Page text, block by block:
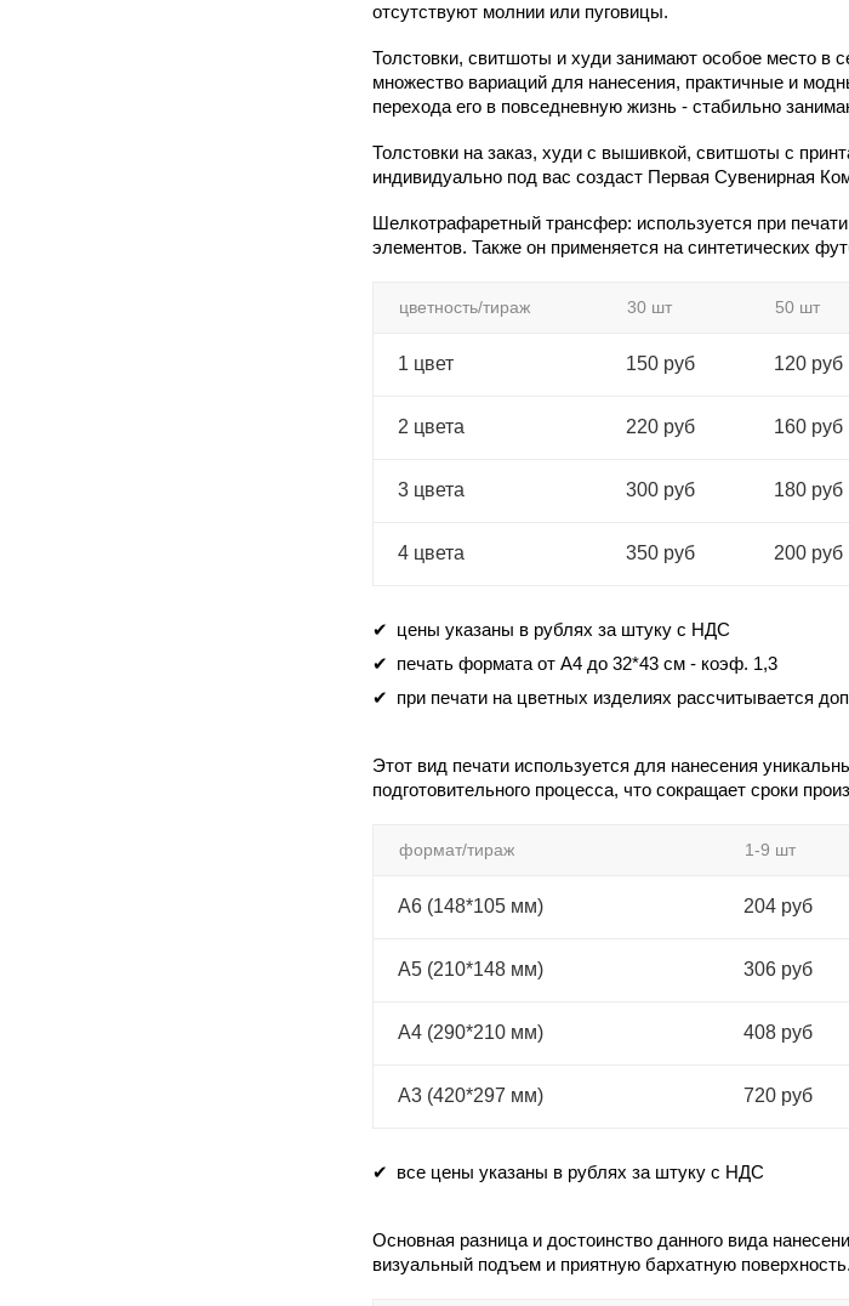
отсутствуют молнии или пуговицы.
Толстовки, свитшоты и худи занимают особое место в
множество вариаций для нанесения, практичные и
перехода его в повседневную жизнь - стабильно
Толстовки на заказ, худи с вышивкой, свитшоты с
индивидуально под вас создаст Первая Сувенирная
Шелкотрафаретный трансфер: используется при
элементов. Также он применяется на синтетических
цветность/тираж 30 шт 50 шт
1 цвет 150 руб 120 руб
2 цвета 220 руб 160 руб
3 цвета 300 руб 180 руб
4 цвета 350 руб 200 руб
цены указаны в рублях за штуку с НДС
печать формата от А4 до 32*43 см - коэф. 1,3
при печати на цветных изделиях рассчитывается
Этот вид печати используется для нанесения
подготовительного процесса, что сокращает сроки
формат/тираж 1-9 шт
А6 (148*105 мм) 204 руб
А5 (210*148 мм) 306 руб
А4 (290*210 мм) 408 руб
А3 (420*297 мм) 720 руб
все цены указаны в рублях за штуку с НДС
Основная разница и достоинство данного вида
визуальный подъем и приятную бархатную поверхность.